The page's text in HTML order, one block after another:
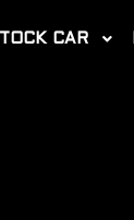
CAR